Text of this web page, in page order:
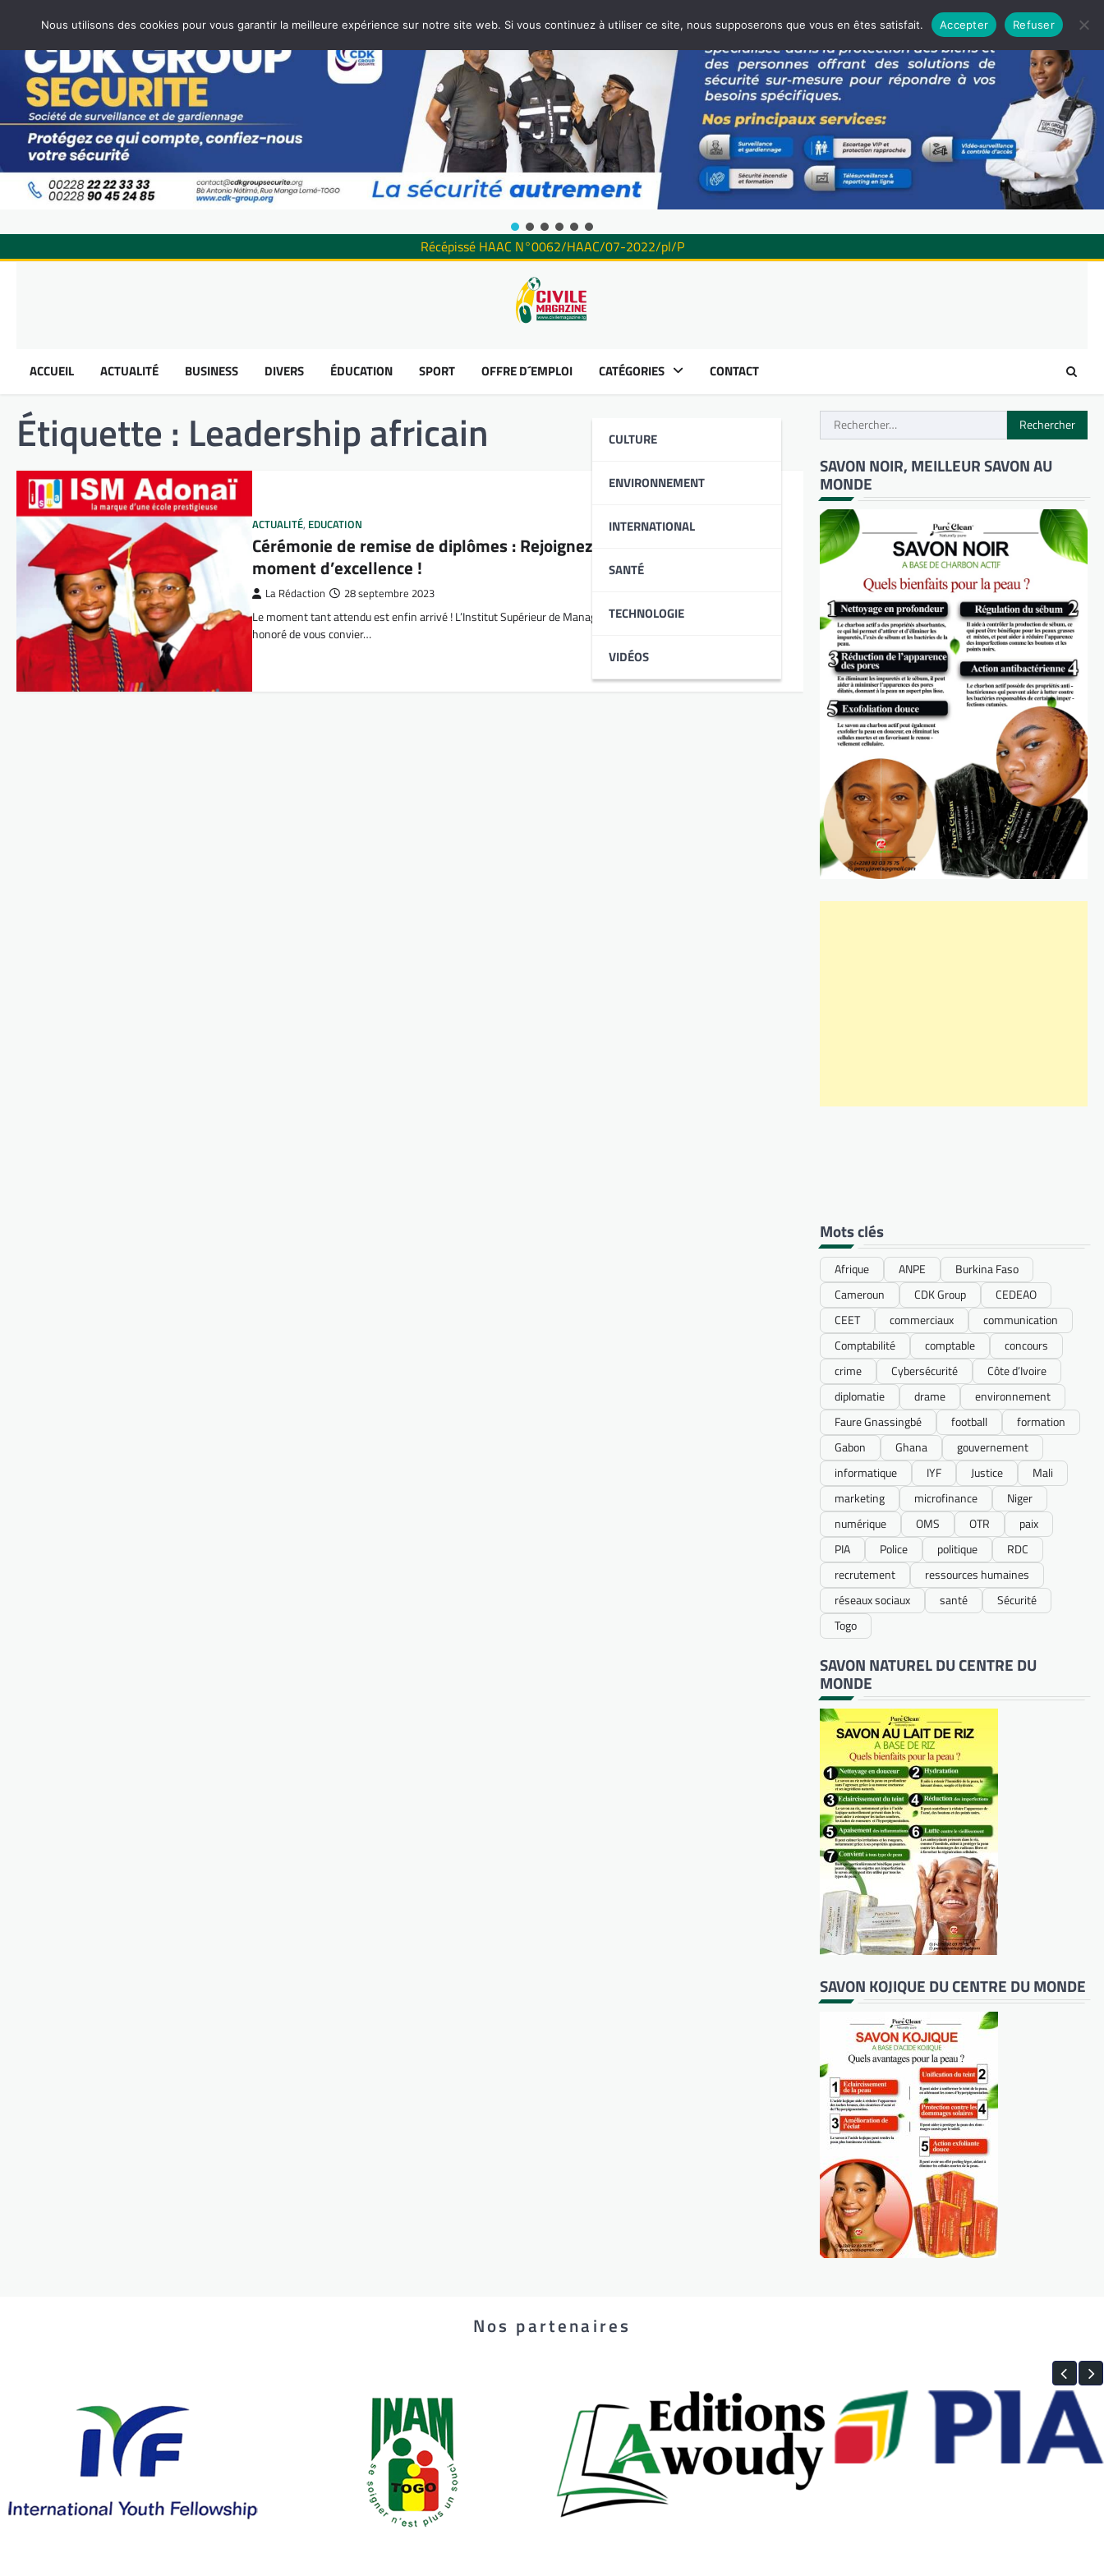
Récépissé HAAC N°0062/HAAC/07-2022/pl/P
ACCUEIL ACTUALITÉ BUSINESS DIVERS ÉDUCATION SPORT OFFRE D´EMPLOI CATÉGORIES
CULTURE
ENVIRONNEMENT
INTERNATIONAL
SANTÉ
TECHNOLOGIE
VIDÉOS
CONTACT
Étiquette : Leadership africain
ACTUALITÉ, EDUCATION
Cérémonie de remise de diplômes : Rejoignez l’ISM Adonaï pour un
moment d’excellence !
La Rédaction 28 septembre 2023
Le moment tant attendu est enfin arrivé ! L’Institut Supérieur de Management Adonaï (ISM Adonaï) est
honoré de vous convier…
Rechercher :
SAVON NOIR, MEILLEUR SAVON AU
MONDE
Mots clés
Afrique ANPE
Burkina Faso
Cameroun
CDK Group
CEDEAO
CEET
commerciaux
communication
Comptabilité
comptable
concours
crime
Cybersécurité
Côte d’Ivoire
diplomatie
drame
environnement
Faure Gnassingbé
football
formation
Gabon
Ghana
gouvernement
informatique
IYF Justice
Mali
marketing
microfinance
Niger
numérique
OMS OTR
paix
PIA
Police politique
RDC
recrutement
ressources humaines
réseaux sociaux
santé
Sécurité
Togo
SAVON NATUREL DU CENTRE DU
MONDE
SAVON KOJIQUE DU CENTRE DU MONDE
Nos partenaires
Nous utilisons des cookies pour vous garantir la meilleure expérience sur notre site web. Si vous continuez à utiliser ce site, nous supposerons que vous en êtes satisfait. Accepter Refuser